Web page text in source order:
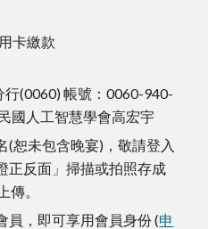
卡繳款
行(0060) 帳號：0060-940-
國人工智慧學會高宏宇
(恕未包含晚宴)，敬請登入
正反面」掃描或拍照存成
傳。
員，即可享用會員身份 (申